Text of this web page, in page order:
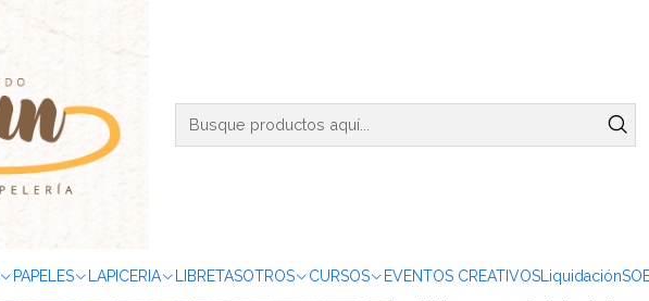
PAPELES LAPICERIA LIBRETASOTROS CURSOS EVENTOS CREATIVOS Liquidación
Caja XL
Cantidad